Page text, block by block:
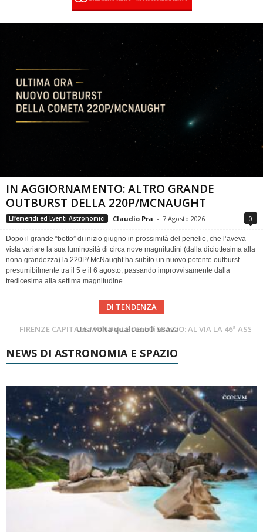
IN AGGIORNAMENTO: ALTRO GRANDE
OUTBURST DELLA 220P/MCNAUGHT
Effemeridi ed Eventi Astronomici Claudio Pra - 7 Agosto 2026 0
Dopo il grande “botto” di inizio giugno in prossimità del perielio, che l’aveva
vista variare la sua luminosità di circa nove magnitudini (dalla diciottesima alla
nona grandezza) la 220P/ McNaught ha subìto un nuovo potente outburst
presumibilmente tra il 5 e il 6 agosto, passando improvvisamente dalla
tredicesima alla settima magnitudine.
DI TENDENZA
FIRENZE CAPITALE MONDIALE DELLO SPAZIO: AL VIA LA 46ª ASSEMBLEA SCIENTIFICA DEL COSPAR
Cielo del Mese di Agosto 2026
NEWS DI ASTRONOMIA E SPAZIO